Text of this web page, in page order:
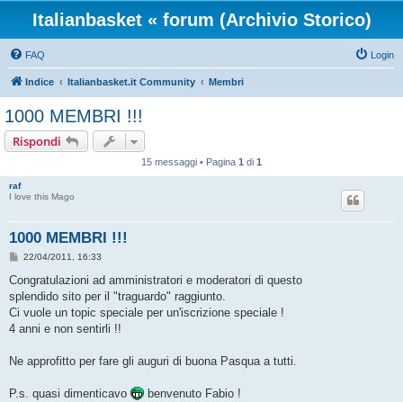
Italianbasket « forum (Archivio Storico)
FAQ Login
Indice Italianbasket.it Community Membri
1000 MEMBRI !!!
Rispondi
15 messaggi • Pagina 1 di 1
raf
I love this Mago
1000 MEMBRI !!!
M
s
a
g
i
22/04/2011, 16:33
Congratulazioni ad amministratori e moderatori di questo
splendido sito per il "traguardo" raggiunto.
Ci vuole un topic speciale per un'iscrizione speciale !
4 anni e non sentirli !!
Ne approfitto per fare gli auguri di buona Pasqua a tutti.
P.s. quasi dimenticavo benvenuto Fabio !